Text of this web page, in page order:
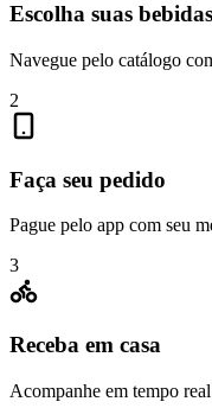
Escolha suas bebidas
Navegue pelo catálogo
2
Faça seu pedido
Pague pelo app com seu
3
Receba em casa
Acompanhe em tempo